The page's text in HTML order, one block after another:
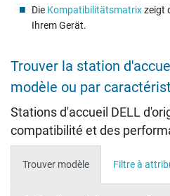
Die Kompatibilitätsmatrixzeigt
Ihrem Gerät.
Trouver la station
modèle ou par
Stations d'accueil DELL
compatibilité et des
Trouver modèle Filtre à